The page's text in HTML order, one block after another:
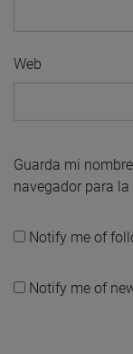
Web
Guarda mi
navegador para
Notify me of
Notify me of